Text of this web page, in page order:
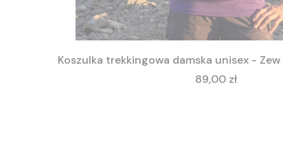
Koszulka trekkingowa damska unisex - Zew
Cena
89,00 zł